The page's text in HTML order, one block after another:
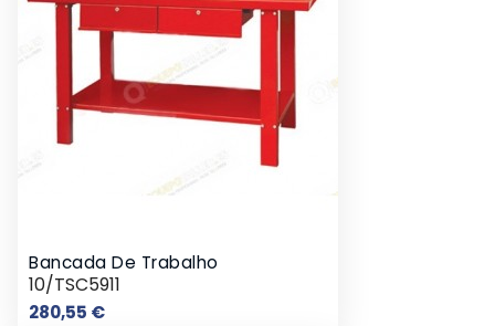
Bancada De Trabalho
10/TSC5911
280,55 €Preço